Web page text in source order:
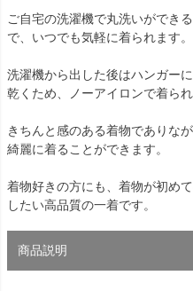
ご自宅の洗濯機で丸洗いができ
で、いつでも気軽に着られます。
洗濯機から出した後はハンガー
乾くため、ノーアイロンで着られ
きちんと感のある着物でありな
綺麗に着ることができます。
着物好きの方にも、着物が初め
したい高品質の一着です。
商品説明